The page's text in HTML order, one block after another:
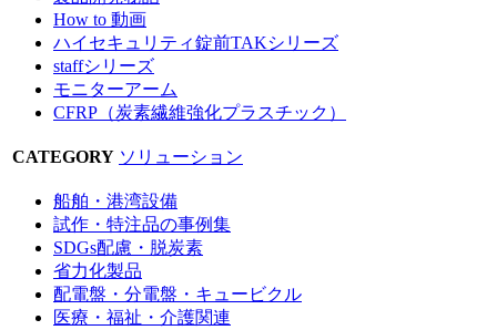
How to 動画
ハイセキュリティ錠前TAKシリーズ
staffシリーズ
モニターアーム
CFRP（炭素繊維強化プラスチック）
CATEGORY ソリューション
船舶・港湾設備
試作・特注品の事例集
SDGs配慮・脱炭素
省力化製品
配電盤・分電盤・キュービクル
医療・福祉・介護関連